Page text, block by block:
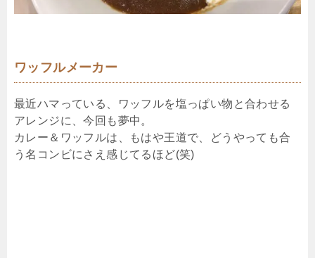
ワッフルメーカー
最近ハマっている、ワッフルを塩っぱい物と合わせる
アレンジに、今回も夢中。
カレー＆ワッフルは、もはや王道で、どうやっても合
う名コンビにさえ感じてるほど(笑)